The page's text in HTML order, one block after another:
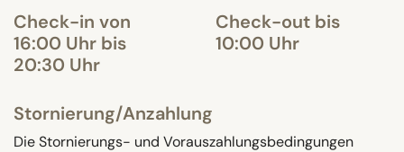
Check-in von
16:00 Uhr bis
20:30 Uhr
Check-out bis
10:00 Uhr
Stornierung/Anzahlung
Die Stornierungs- und Vorauszahlungsbedingungen